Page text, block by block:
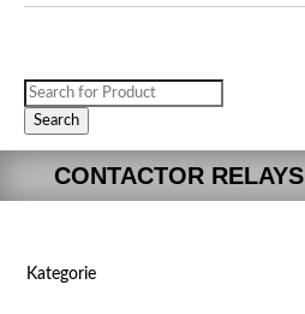
Products
search
Search
CONTACTOR RELAYS
Kategorie